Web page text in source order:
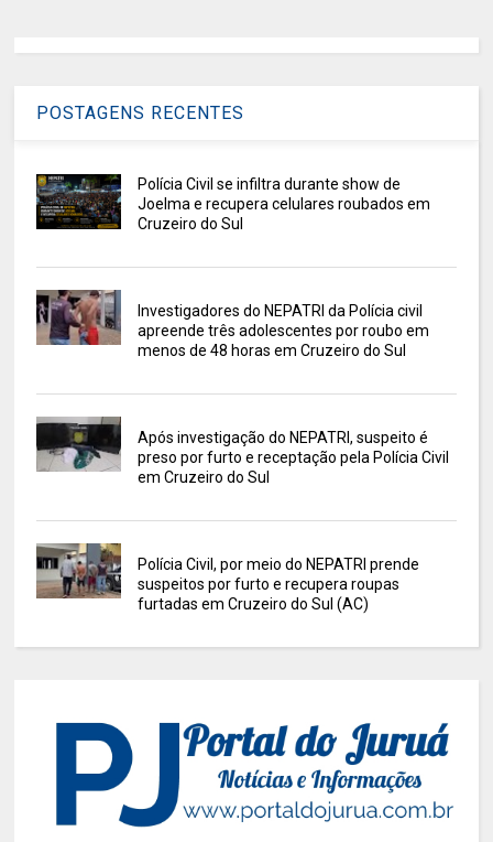
POSTAGENS RECENTES
Polícia Civil se infiltra durante show de
Joelma e recupera celulares roubados em
Cruzeiro do Sul
Investigadores do NEPATRI da Polícia civil
apreende três adolescentes por roubo em
menos de 48 horas em Cruzeiro do Sul
Após investigação do NEPATRI, suspeito é
preso por furto e receptação pela Polícia Civil
em Cruzeiro do Sul
Polícia Civil, por meio do NEPATRI prende
suspeitos por furto e recupera roupas
furtadas em Cruzeiro do Sul (AC)